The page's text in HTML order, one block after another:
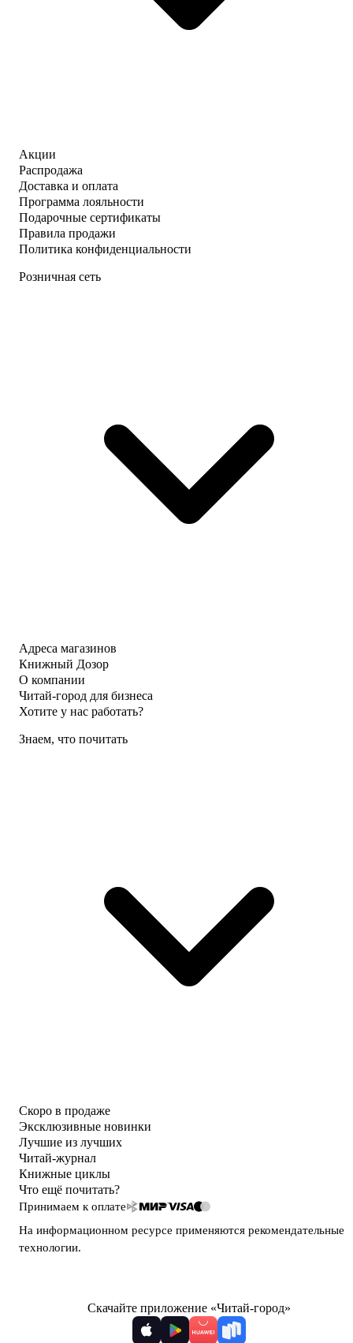
Акции
Распродажа
Доставка и оплата
Программа лояльности
Подарочные сертификаты
Правила продажи
Политика конфиденциальности
Розничная сеть
Адреса магазинов
Книжный Дозор
О компании
Читай-город для бизнеса
Хотите у нас работать?
Знаем, что почитать
Скоро в продаже
Эксклюзивные новинки
Лучшие из лучших
Читай-журнал
Книжные циклы
Что ещё почитать?
Принимаем к оплате
На информационном ресурсе применяются рекомендательные
технологии.
Скачайте приложение «Читай-город»